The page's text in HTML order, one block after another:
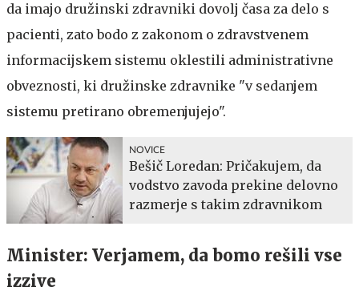
da imajo družinski zdravniki dovolj časa za delo s
pacienti, zato bodo z zakonom o zdravstvenem
informacijskem sistemu oklestili administrativne
obveznosti, ki družinske zdravnike "v sedanjem
sistemu pretirano obremenjujejo".
NOVICE
Bešič Loredan: Pričakujem, da
vodstvo zavoda prekine delovno
razmerje s takim zdravnikom
Minister: Verjamem, da bomo rešili vse
izzive